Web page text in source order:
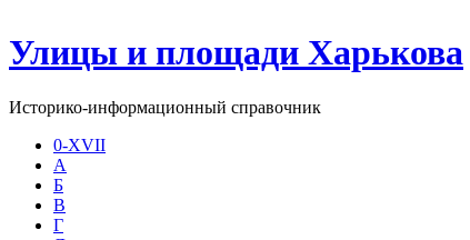
Улицы и площади Харькова
Историко-информационный справочник
0-XVII
А
Б
В
Г